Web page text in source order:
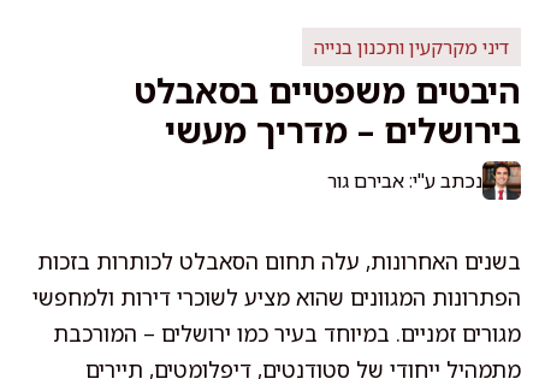
דיני מקרקעין ותכנון בנייה
היבטים משפטיים בסאבלט
בירושלים – מדריך מעשי
נכתב ע"י: אבירם גור
בשנים האחרונות, עלה תחום הסאבלט לכותרות בזכות
הפתרונות המגוונים שהוא מציע לשוכרי דירות ולמחפשי
מגורים זמניים. במיוחד בעיר כמו ירושלים – המורכבת
מתמהיל ייחודי של סטודנטים, דיפלומטים, תיירים